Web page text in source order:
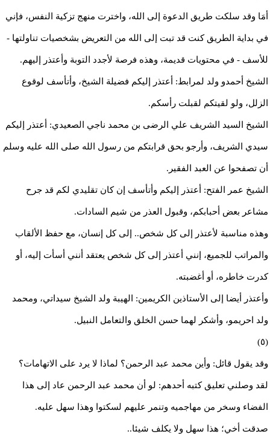
أمَا وقد سلكت طريق الدعوة إلى الله، واخترت منهج تزكية النفس، فإني
في بداية الطريق كنت قد تبت إلى الله من التعريض بشخصيات تناولتها -
للأسف - في محتويات قديمة، وهذه فرصة لأجدد التوبة وأعتذر إليهم.
الشيخ أحمدو ولد لمرابط: أعتذر إليكم فضيلة الشيخ، وأتأسف لوقوع
الزلل، ولو لقيتكم لقبلت رأسكم.
الشيخ السيد الشريف علي الرضى بن محمد ناجي الصعيدي: أعتذر إليكم
سيدي الشريف، وأرجو بحق قرابتكم من رسول الله صلى الله عليه وسلم
أن تصفحوا عن العبد الفقير.
الشيخ عمر الفتح: أعتذر إليكم وأتأسف إن كان تقليدي لكم قد جرح
مشاعر بعض أحبابكم، وقبول العذر من شيم السادات.
وهذه مناسبة لأعتذر إلى كل شخص.. إلى كل إنسان، مع حفظ الألقاب
والمراتب للجميع، إنني أعتذر إلى كل شخص يعتقد أنني أسأت إليه، أو
كدرت خاطره، أو أغضبته.
وأعتذر أيضا إلى الأستاذين الكريمين: الهيبة ولد الشيخ سيداتي، ومحمد
ولد احريمو، وأشكر لهما حسن الخلق والتعامل النبيل.
(٥)
وقد يقول قائل: وأين محمد عبد الرحمن؟ لماذا لا يرد على الاتهامات؟
لقد وصلني تعليق كتبه أحدهم: لو أن محمد عبد الرحمن عاد إلى هذا
الفضاء وسخر من مهاجميه وتنمر عليهم لسكتوا وهذا سهل عليه.
صدقت أخي؛ هذا سهل ولا يكلف شيئا..